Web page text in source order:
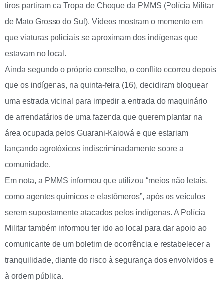
tiros partiram da Tropa de Choque da PMMS (Polícia Militar
de Mato Grosso do Sul). Vídeos mostram o momento em
que viaturas policiais se aproximam dos indígenas que
estavam no local.
Ainda segundo o próprio conselho, o conflito ocorreu depois
que os indígenas, na quinta-feira (16), decidiram bloquear
uma estrada vicinal para impedir a entrada do maquinário
de arrendatários de uma fazenda que querem plantar na
área ocupada pelos Guarani-Kaiowá e que estariam
lançando agrotóxicos indiscriminadamente sobre a
comunidade.
Em nota, a PMMS informou que utilizou “meios não letais,
como agentes químicos e elastômeros”, após os veículos
serem supostamente atacados pelos indígenas. A Polícia
Militar também informou ter ido ao local para dar apoio ao
comunicante de um boletim de ocorrência e restabelecer a
tranquilidade, diante do risco à segurança dos envolvidos e
à ordem pública.